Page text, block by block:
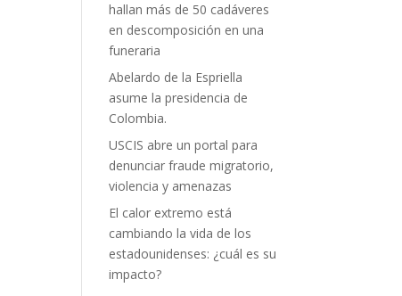
hallan más de 50 cadáveres
en descomposición en una
funeraria
Abelardo de la Espriella
asume la presidencia de
Colombia.
USCIS abre un portal para
denunciar fraude migratorio,
violencia y amenazas
El calor extremo está
cambiando la vida de los
estadounidenses: ¿cuál es su
impacto?